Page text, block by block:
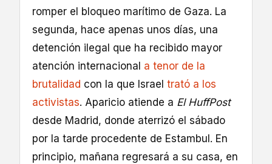
romper el bloqueo marítimo de Gaza. La
segunda, hace apenas unos días, una
detención ilegal que ha recibido mayor
atención internacional a tenor de la
brutalidad con la que Israel trató a los
activistas. Aparicio atiende a El HuffPost
desde Madrid, donde aterrizó el sábado
por la tarde procedente de Estambul. En
principio, mañana regresará a su casa, en